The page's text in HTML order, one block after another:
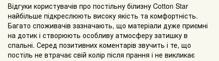
Відгуки користувачів про постільну білизну Cotton Star
найбільше підкреслюють високу якість та комфортність.
Багато споживачів зазначають, що матеріали дуже приємні
на дотик і створюють особливу атмосферу затишку в
спальні. Серед позитивних коментарів звучить і те, що
постіль не втрачає свій колір після прання і не викликає